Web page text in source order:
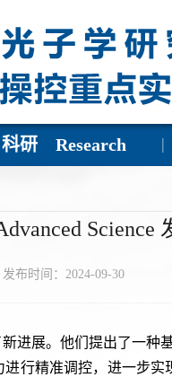
科研 Research
Science
发布时间：2024-09-30
进展。他们提出了一种
行精准调控，进一步